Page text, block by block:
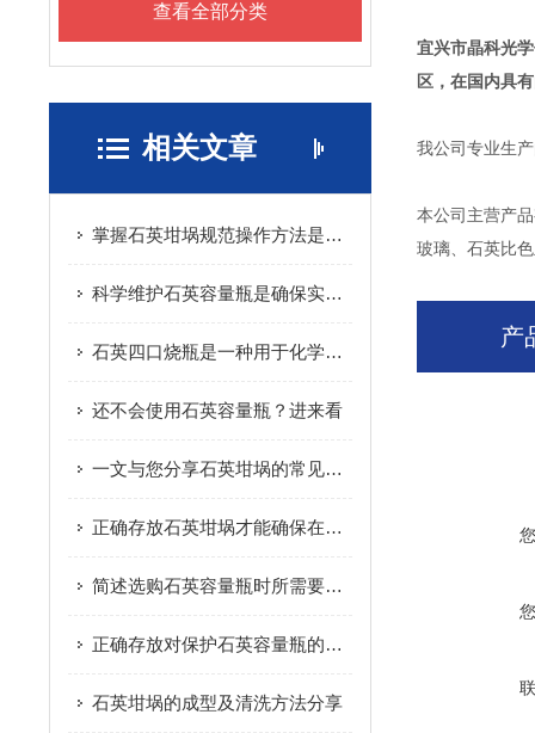
查看全部分类
相关文章
掌握石英坩埚规范操作方法是保障工艺纯净与实验安全的核心
科学维护石英容量瓶是确保实验数据准确可靠的关键
石英四口烧瓶是一种用于化学实验或工业生产的玻璃器皿
还不会使用石英容量瓶？进来看
一文与您分享石英坩埚的常见问题相应解决方法
正确存放石英坩埚才能确保在实验中的安全性
简述选购石英容量瓶时所需要考虑的关键因素
正确存放对保护石英容量瓶的完整性至关重要
石英坩埚的成型及清洗方法分享
宜兴市晶科光
区，在国内具
我公司专业生
本公司主营产
玻璃、石英比
产